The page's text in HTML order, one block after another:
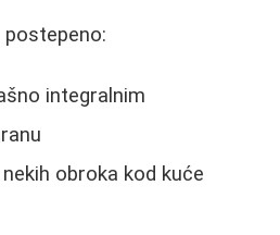
integralnim
obroka kod kuće